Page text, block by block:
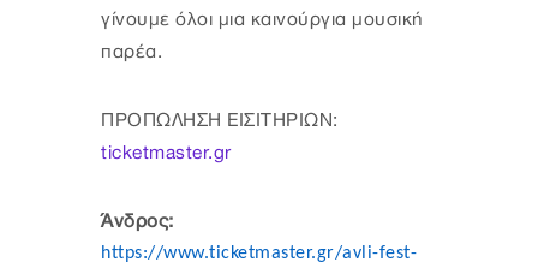
γίνουμε όλοι μια καινούργια μουσική
παρέα.
ΠΡΟΠΩΛΗΣΗ ΕΙΣΙΤΗΡΙΩΝ:
ticketmaster.gr
Άνδρος:
https://www.ticketmaster.gr/avli-fest-